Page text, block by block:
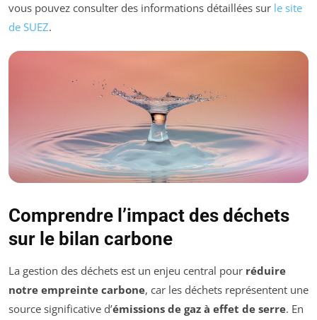
vous pouvez consulter des informations détaillées sur le site
de SUEZ.
Comprendre l’impact des déchets
sur le bilan carbone
La gestion des déchets est un enjeu central pour réduire
notre empreinte carbone, car les déchets représentent une
source significative d’émissions de gaz à effet de serre. En